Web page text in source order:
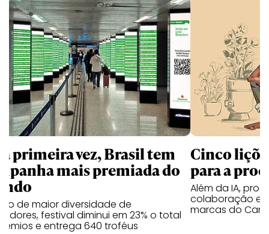
primeira vez, Brasil tem
mais premiada do
de maior diversidade de
festival diminui em 23% o total
e entrega 640 troféus
Cinco
para a
Além da IA,
colaboração e
marcas do